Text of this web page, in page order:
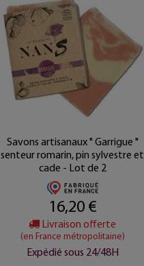
Savons artisanaux " Garrigue "
senteur romarin, pin sylvestre et
cade - Lot de 2
16,20 €
Livraison offerte
(en France métropolitaine)
Expédié sous 24/48H